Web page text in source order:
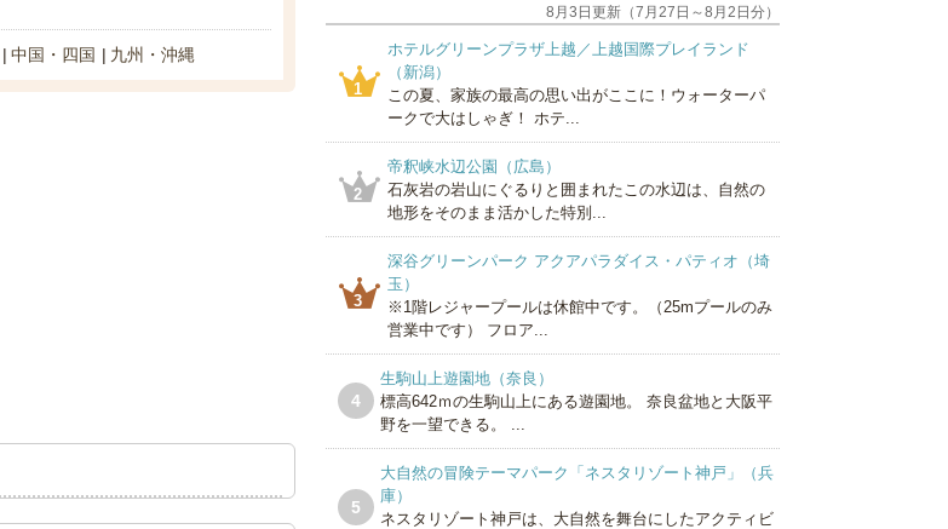
中国・四国 九州・沖縄
8月3日更新（7月27日～8月2日分）
1
ホテルグリーンプラザ上越／上越国際プレイランド
（新潟）
この夏、家族の最高の思い出がここに！ウォーターパ
ークで大はしゃぎ！ ホテ...
2
帝釈峡水辺公園（広島）
石灰岩の岩山にぐるりと囲まれたこの水辺は、自然の
地形をそのまま活かした特別...
3
深谷グリーンパーク アクアパラダイス・パティオ（埼
玉）
※1階レジャープールは休館中です。（25mプールのみ
営業中です） フロア...
4
生駒山上遊園地（奈良）
標高642ｍの生駒山上にある遊園地。 奈良盆地と大阪平
野を一望できる。 ...
5
大自然の冒険テーマパーク「ネスタリゾート神戸」（兵
庫）
ネスタリゾート神戸は、大自然を舞台にしたアクティビ